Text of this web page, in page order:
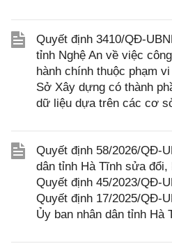
Quyết định 3410/QĐ-
tỉnh Nghệ An về việc
hành chính thuộc phạm
Sở Xây dựng có thành
dữ liệu dựa trên các cơ
Quyết định 58/2026/QĐ-
dân tỉnh Hà Tĩnh sửa
Quyết định 45/2023/QĐ-
Quyết định 17/2025/QĐ-
Ủy ban nhân dân tỉnh Hà